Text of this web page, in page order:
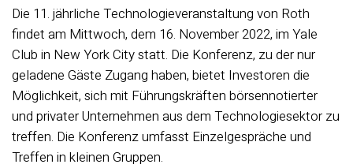
Die 11. jährliche Technologieveranstaltung von Roth
findet am Mittwoch, dem 16. November 2022, im Yale
Club in New York City statt. Die Konferenz, zu der nur
geladene Gäste Zugang haben, bietet Investoren die
Möglichkeit, sich mit Führungskräften börsennotierter
und privater Unternehmen aus dem Technologiesektor zu
treffen. Die Konferenz umfasst Einzelgespräche und
Treffen in kleinen Gruppen.